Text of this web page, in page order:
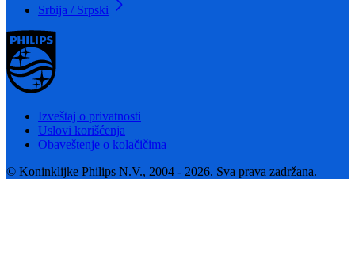
Srbija / Srpski
Izveštaj o privatnosti
Uslovi korišćenja
Obaveštenje o kolačičima
© Koninklijke Philips N.V., 2004 - 2026. Sva prava zadržana.